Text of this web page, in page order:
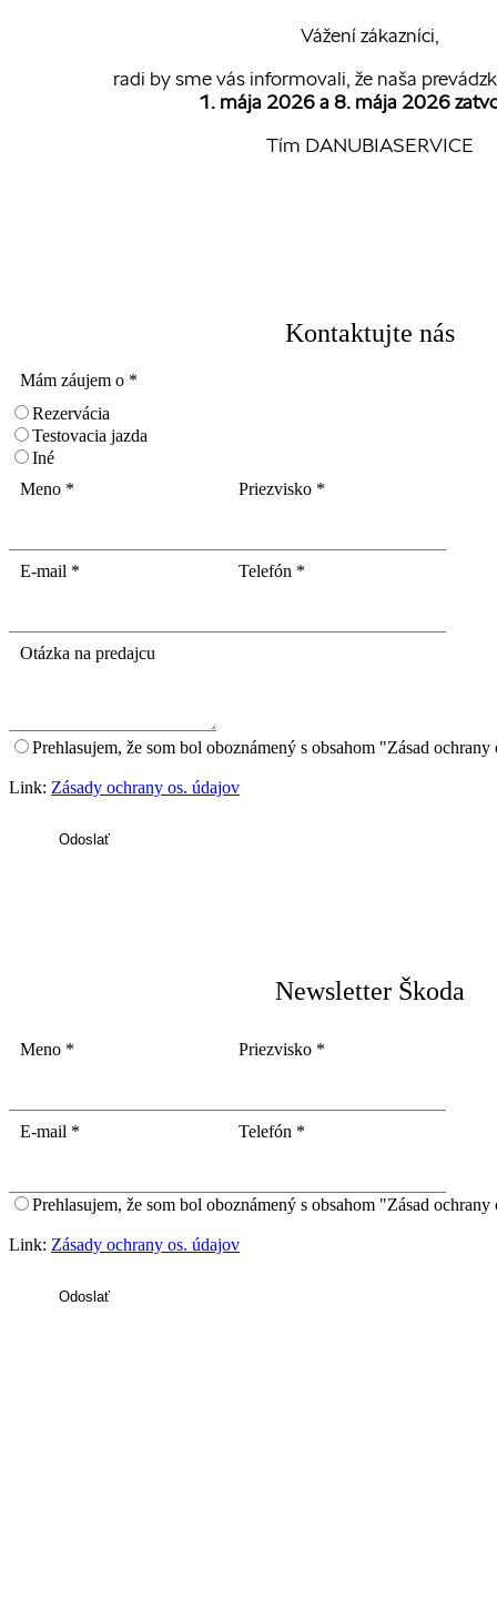
Vážení zákazníci,
radi by sme vás informovali, že naša
1. mája 2026 a 8. mája 2026
Tím DANUBIASERVICE
Kontaktujte nás
Mám záujem o *
Rezervácia
Testovacia jazda
Iné
Meno * Priezvisko *
E-mail * Telefón *
Otázka na predajcu
Prehlasujem, že som bol oboznámený s obsahom "Zásad
Link: Zásady ochrany os. údajov
Odoslať
Newsletter Škoda
Meno * Priezvisko *
E-mail * Telefón *
Prehlasujem, že som bol oboznámený s obsahom "Zásad
Link: Zásady ochrany os. údajov
Odoslať